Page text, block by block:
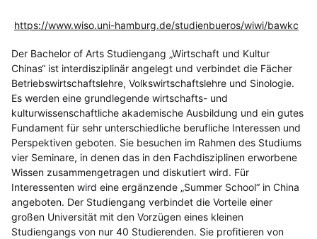
https://www.wiso.uni-hamburg.de/studienbueros/wiwi/bawkc
Der Bachelor of Arts Studiengang „Wirtschaft und Kultur
Chinas“ ist interdisziplinär angelegt und verbindet die Fächer
Betriebswirtschaftslehre, Volkswirtschaftslehre und Sinologie.
Es werden eine grundlegende wirtschafts- und
kulturwissenschaftliche akademische Ausbildung und ein gutes
Fundament für sehr unterschiedliche berufliche Interessen und
Perspektiven geboten. Sie besuchen im Rahmen des Studiums
vier Seminare, in denen das in den Fachdisziplinen erworbene
Wissen zusammengetragen und diskutiert wird. Für
Interessenten wird eine ergänzende „Summer School“ in China
angeboten. Der Studiengang verbindet die Vorteile einer
großen Universität mit den Vorzügen eines kleinen
Studiengangs von nur 40 Studierenden. Sie profitieren von